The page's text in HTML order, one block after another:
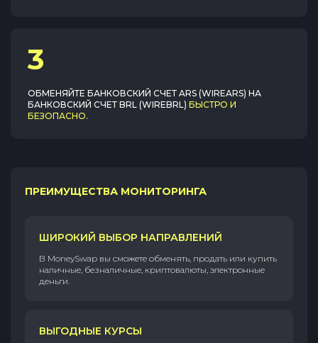
3
ОБМЕНЯЙТЕ БАНКОВСКИЙ СЧЕТ ARS (WIREARS) НА
БАНКОВСКИЙ СЧЕТ BRL (WIREBRL) БЫСТРО И
БЕЗОПАСНО.
ПРЕИМУЩЕСТВА МОНИТОРИНГА
ШИРОКИЙ ВЫБОР НАПРАВЛЕНИЙ
В MoneySwap вы сможете обменять, продать или купить
наличные, безналичные, криптовалюты, электронные
деньги.
ВЫГОДНЫЕ КУРСЫ